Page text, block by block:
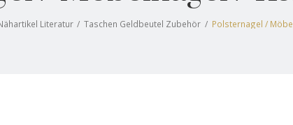
Literatur / Taschen Geldbeutel Zubehör / Polsternagel /